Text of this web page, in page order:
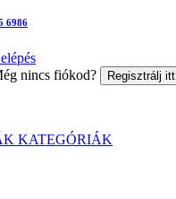
6986
nincs fiókod?
Regisztrálj itt.
KATEGÓRIÁK